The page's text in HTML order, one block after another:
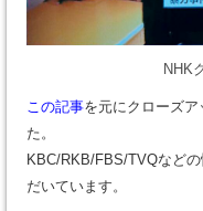
NHK
この記事を元にクローズア
た。
KBC/RKB/FBS/TVQなど
だいています。